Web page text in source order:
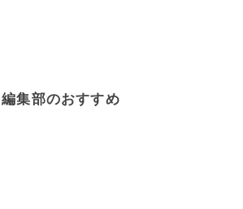
編集部のおすすめ